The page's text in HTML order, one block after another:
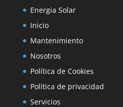
Energia Solar
Inicio
Mantenimiento
Nosotros
Política de Cookies
Política de privacidad
Servicios